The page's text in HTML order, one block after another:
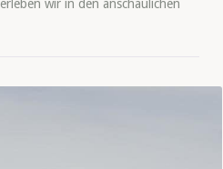
wir in den anschaulichen